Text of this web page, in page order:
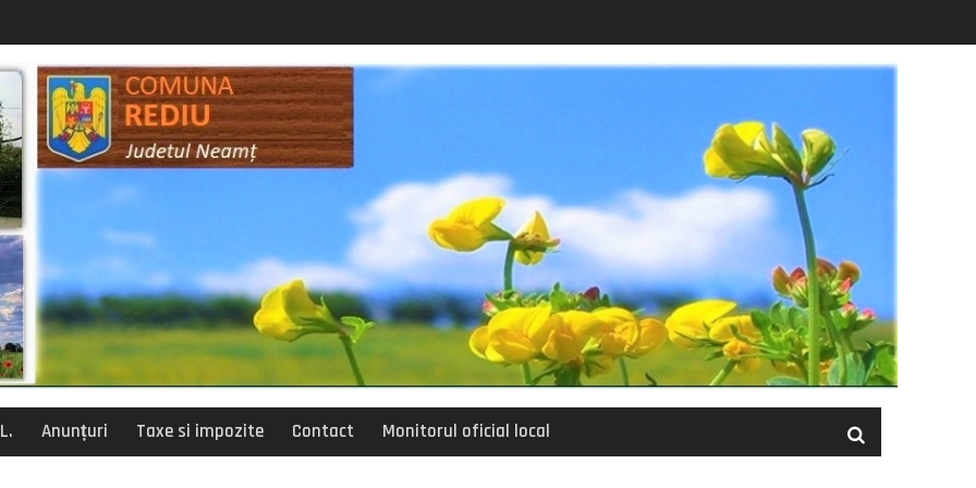
vacante
de administratie
Anunțuri Taxe si impozite Contact Monitorul oficial local